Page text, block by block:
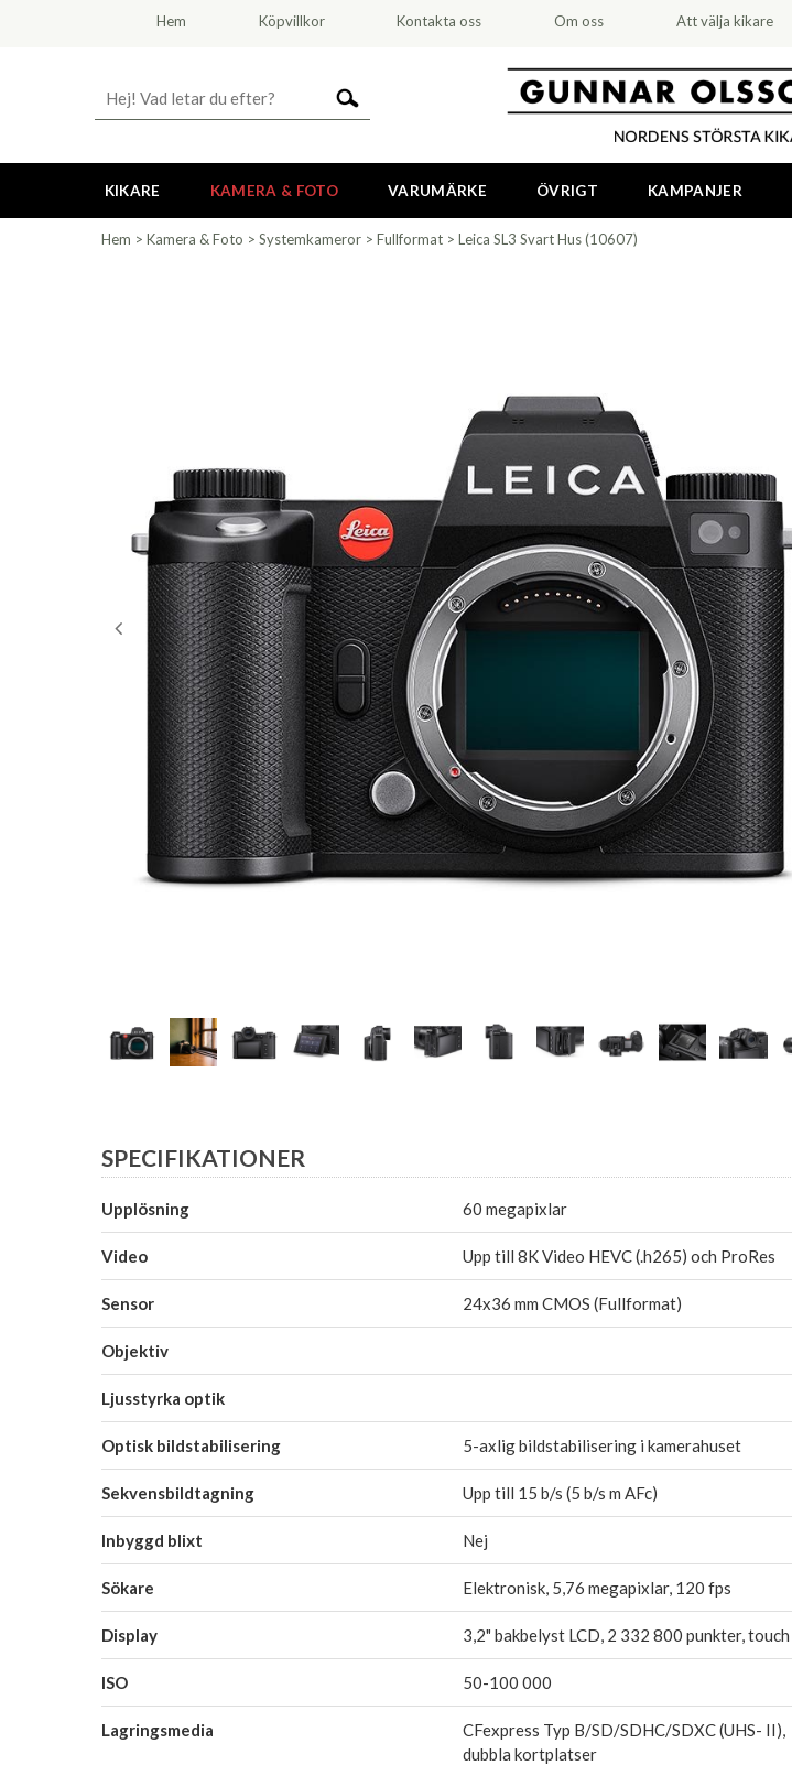
Hem Köpvillkor Kontakta oss Om oss Att välja kikare
KIKARE KAMERA & FOTO VARUMÄRKE ÖVRIGT KAMPANJER
Hem > Kamera & Foto > Systemkameror > Fullformat > Leica SL3 Svart Hus (10607)
SPECIFIKATIONER
Upplösning 60 megapixlar
Video Upp till 8K Video HEVC (.h265) och ProRes
Sensor 24x36 mm CMOS (Fullformat)
Objektiv
Ljusstyrka optik
Optisk bildstabilisering 5-axlig bildstabilisering i kamerahuset
Sekvensbildtagning Upp till 15 b/s (5 b/s m AFc)
Inbyggd blixt Nej
Sökare Elektronisk, 5,76 megapixlar, 120 fps
Display 3,2" bakbelyst LCD, 2 332 800 punkter, touch
ISO 50-100 000
Lagringsmedia
CFexpress Typ B/SD/SDHC/SDXC (UHS- II),
dubbla kortplatser